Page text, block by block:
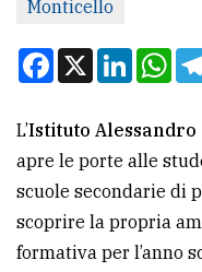
redazione
Scrivici
la
tua
pubblicità
CERCA
Monticello
Facebook
X
L’Istituto
apre le porte alle
scuole secondarie di
scoprire la propria
formativa per l’anno